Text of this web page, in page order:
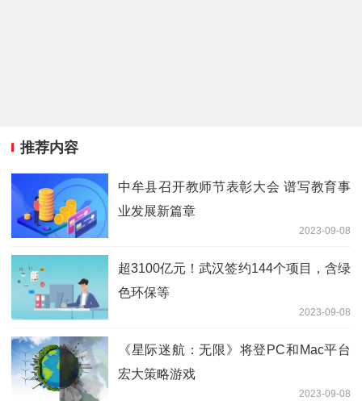
推荐内容
中牟县召开教师节表彰大会 谱写教育事
业发展新篇章
2023-09-08
超3100亿元！武汉签约144个项目，含绿
色环保等
2023-09-08
《星际迷航：无限》将登PC和Mac平台
宏大策略游戏
2023-09-08